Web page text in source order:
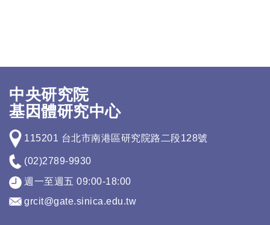
中央研究院
基因體研究中心
115201 台北市南港區研究院路二段128號
(02)2789-9930
週一至週五 09:00-18:00
grcit@gate.sinica.edu.tw